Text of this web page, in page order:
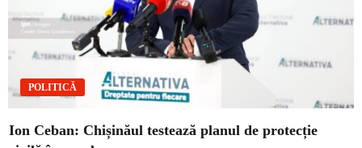
POLITICĂ
Ion Ceban: Chișinăul testează planul de protecție